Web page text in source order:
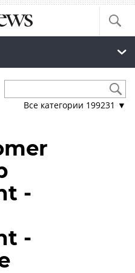
Все категории 199231 ▼
-
-